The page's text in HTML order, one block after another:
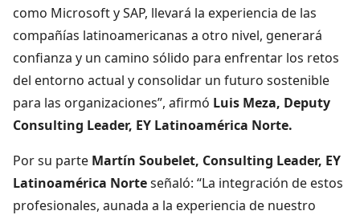
como Microsoft y SAP, llevará la experiencia de las
compañías latinoamericanas a otro nivel, generará
confianza y un camino sólido para enfrentar los retos
del entorno actual y consolidar un futuro sostenible
para las organizaciones”, afirmó Luis Meza, Deputy
Consulting Leader, EY Latinoamérica Norte.
Por su parte Martín Soubelet, Consulting Leader, EY
Latinoamérica Norteseñaló: “La integración de estos
profesionales, aunada a la experiencia de nuestro